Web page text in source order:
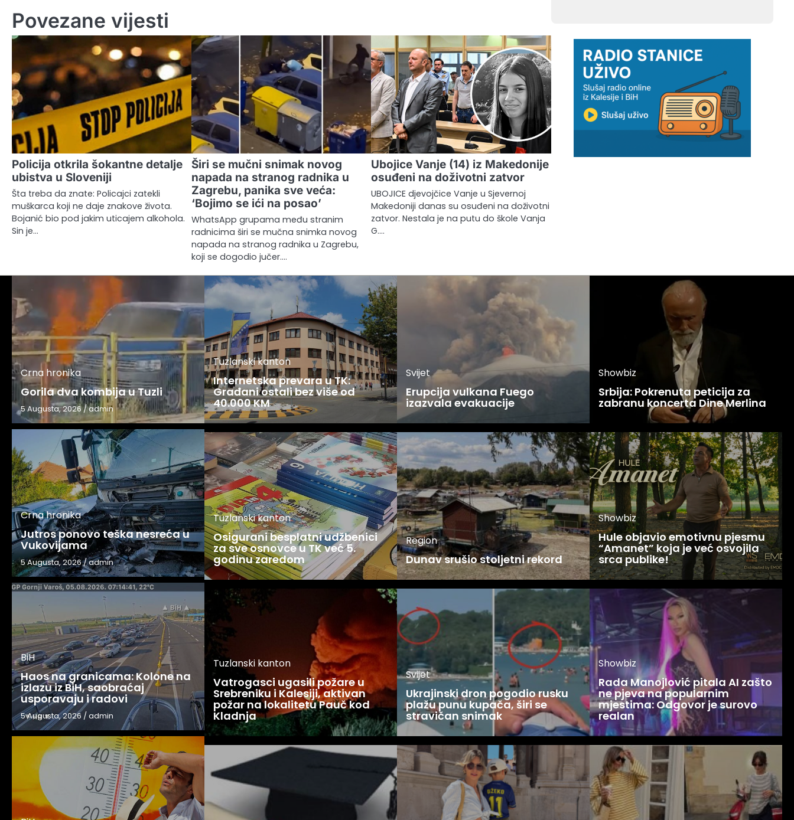
Povezane vijesti
Policija otkrila šokantne detalje
ubistva u Sloveniji
Šta treba da znate: Policajci zatekli
muškarca koji ne daje znakove života.
Bojanić bio pod jakim uticajem alkohola.
Sin je…
Širi se mučni snimak novog
napada na stranog radnika u
Zagrebu, panika sve veća:
‘Bojimo se ići na posao’
WhatsApp grupama među stranim
radnicima širi se mučna snimka novog
napada na stranog radnika u Zagrebu,
koji se dogodio jučer.…
Ubojice Vanje (14) iz Makedonije
osuđeni na doživotni zatvor
UBOJICE djevojčice Vanje u Sjevernoj
Makedoniji danas su osuđeni na doživotni
zatvor. Nestala je na putu do škole Vanja
G.…
Crna hronika
Gorila dva kombija u Tuzli
5 Augusta, 2026/admin
Crna hronika
Jutros ponovo teška nesreća u
Vukovijama
5 Augusta, 2026/admin
BiH
Haos na granicama: Kolone na
izlazu iz BiH, saobraćaj
usporavaju i radovi
5 Augusta, 2026 /admin
Tuzlanski kanton
Internetska prevara u TK:
Građani ostali bez više od
40.000 KM
Tuzlanski kanton
Osigurani besplatni udžbenici
za sve osnovce u TK već 5.
godinu zaredom
Tuzlanski kanton
Vatrogasci ugasili požare u
Srebreniku i Kalesiji, aktivan
požar na lokalitetu Pauč kod
Kladnja
Svijet
Erupcija vulkana Fuego
izazvala evakuacije
Region
Dunav srušio stoljetni rekord
Svijet
Ukrajinski dron pogodio rusku
plažu punu kupača, širi se
stravičan snimak
Showbiz
Srbija: Pokrenuta peticija za
zabranu koncerta Dine Merlina
Showbiz
Hule objavio emotivnu pjesmu
“Amanet” koja je već osvojila
srca publike!
Showbiz
Rada Manojlović pitala AI zašto
ne pjeva na popularnim
mjestima: Odgovor je surovo
realan